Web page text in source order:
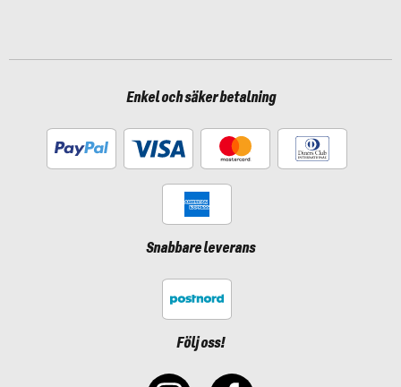
Enkel och säker betalning
Snabbare leverans
Följ oss!